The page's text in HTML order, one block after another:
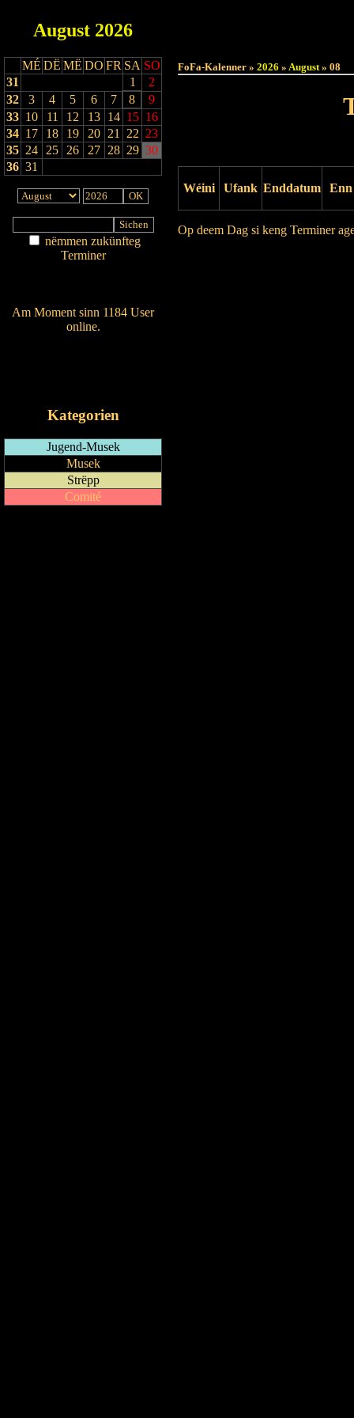
August 2026
MÉ DË MË DO FR SA SO
31
1
2
32
3 4 5 6 7 8
9
33 10 11 12 13 14 15 16
34 17 18 19 20 21 22 23
35 24 25 26 27 28 29 30
36 31
nëmmen zukünfteg
Terminer
Am Moment sinn 1184 User
online.
Kategorien
Jugend-Musek
Musek
Strëpp
Comité
FoFa-Kalenner » 2026 » August» 08
Wéini Ufank Enddatum Enn
Op deem Dag si keng Terminer